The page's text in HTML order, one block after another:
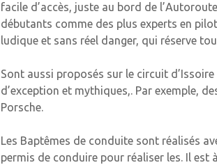
facile d’accès, juste au bord de
débutants comme des plus experts en
ludique et sans réel danger, qui réserve
Sont aussi proposés sur le circuit
d’exception et mythiques,. Par exemple,
Porsche.
Les Baptêmes de conduite sont réalisés
permis de conduire pour réaliser les. Il